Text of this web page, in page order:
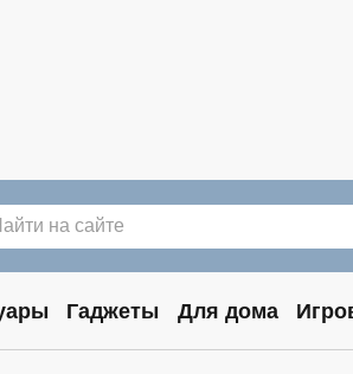
Гаджеты Для дома